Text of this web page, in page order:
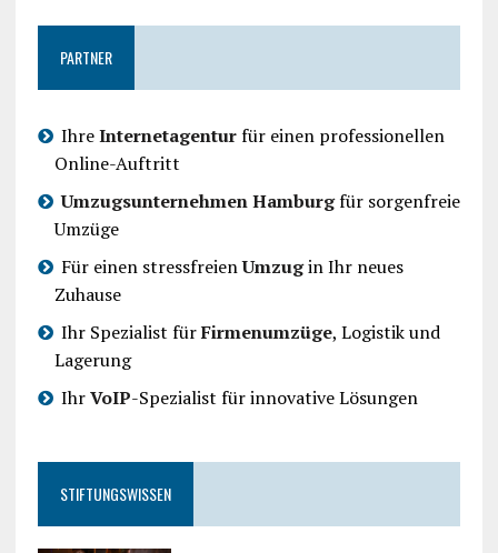
PARTNER
IhreInternetagenturfür einen professionellen
Online-Auftritt
Umzugsunternehmen Hamburgfür sorgenfreie
Umzüge
Für einen stressfreienUmzugin Ihr neues
Zuhause
Ihr Spezialist fürFirmenumzüge, Logistik und
Lagerung
IhrVoIP-Spezialist für innovative Lösungen
STIFTUNGSWISSEN